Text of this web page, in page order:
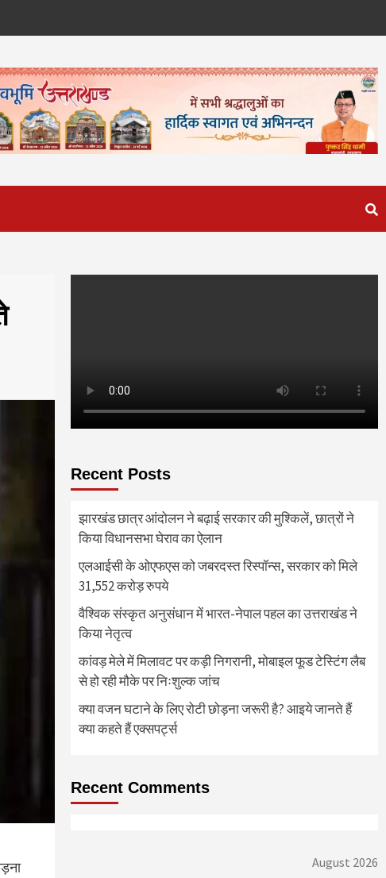
Recent Posts
झारखंड छात्र आंदोलन ने बढ़ाई सरकार की मुश्किलें, छात्रों ने
किया विधानसभा घेराव का ऐलान
एलआईसी के ओएफएस को जबरदस्त रिस्पॉन्स, सरकार को मिले
31,552 करोड़ रुपये
वैश्विक संस्कृत अनुसंधान में भारत-नेपाल पहल का उत्तराखंड ने
किया नेतृत्व
कांवड़ मेले में मिलावट पर कड़ी निगरानी, मोबाइल फूड टेस्टिंग लैब
से हो रही मौके पर निःशुल्क जांच
क्या वजन घटाने के लिए रोटी छोड़ना जरूरी है? आइये जानते हैं
क्या कहते हैं एक्सपर्ट्स
Recent Comments
August 2026